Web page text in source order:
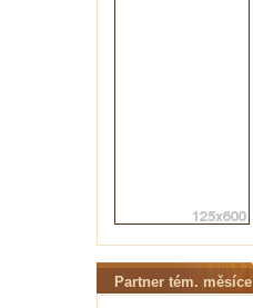
Partner tém. měsíce